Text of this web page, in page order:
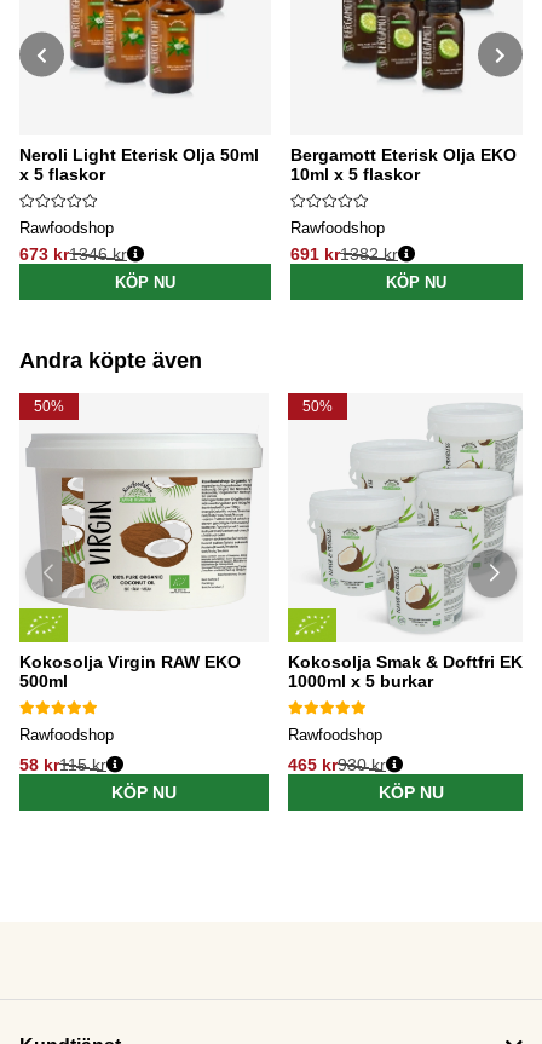
Neroli Light Eterisk Olja 50ml
x 5 flaskor
Rawfoodshop
673 kr
Ordinarie pris:
1346 kr
KÖP NU
Bergamott Eterisk Olja EKO
10ml x 5 flaskor
Rawfoodshop
691 kr
Ordinarie pris:
1382 kr
KÖP NU
Andra köpte även
50%
Kokosolja Virgin RAW EKO
500ml
Rawfoodshop
58 kr115 kr
KÖP NU
50%
Kokosolja Smak & Doftfri EKO
1000ml x 5 burkar
Rawfoodshop
465 kr930 kr
KÖP NU